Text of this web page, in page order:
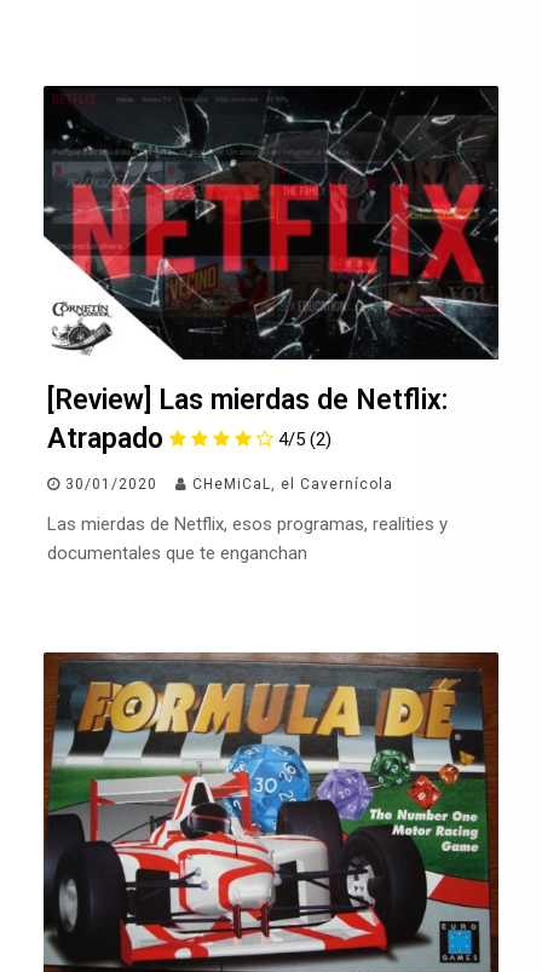
[Review] Las mierdas de Netflix:
Atrapado
4/5 (2)
30/01/2020 CHeMiCaL, el Cavernícola
Las mierdas de Netflix, esos programas, realities y
documentales que te enganchan